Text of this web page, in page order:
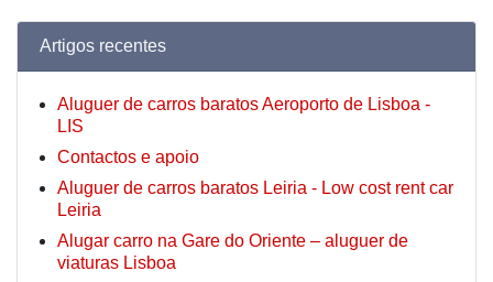
Artigos recentes
Aluguer de carros baratos Aeroporto de Lisboa -
LIS
Contactos e apoio
Aluguer de carros baratos Leiria - Low cost rent car
Leiria
Alugar carro na Gare do Oriente – aluguer de
viaturas Lisboa